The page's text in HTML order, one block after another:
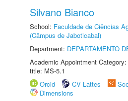
Silvano Bianco
School: Faculdade de Ciências
(Câmpus de Jaboticabal)
Department: DEPARTAMENTO
Academic Appointment
title: MS-5.1
Orcid
CV Lattes
Dimensions